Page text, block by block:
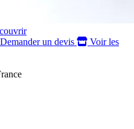
Demander un devis
Voir les